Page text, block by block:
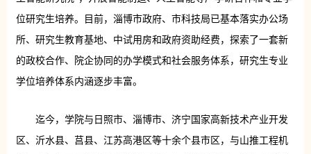
位研究生培养。目前，淄博市政府、市科技局已基本落实办公场
所、研究生教育基地、中试用房和政府资助经费，探索了一套新
的政校合作、院企协同的办学模式和社会服务体系，研究生专业
学位培养体系内涵逐步丰富。
迄今，学院与日照市、淄博市、济宁国家高新技术产业开发
区、沂水县、莒县、江苏高港区等十余个县市区，与山推工程机